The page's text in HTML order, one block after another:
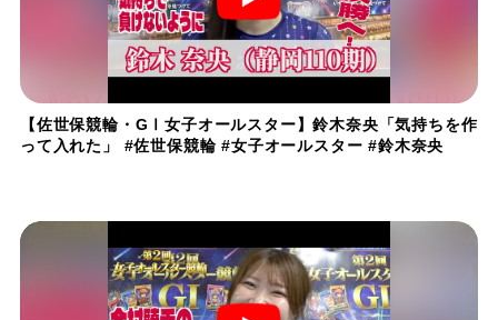
【佐世保競輪・GⅠ女子オールスター】鈴木奈央「気持ちを作
って入れた」 #佐世保競輪 #女子オールスター #鈴木奈央